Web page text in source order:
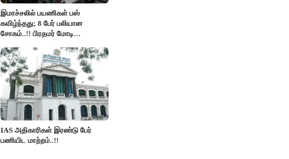
இமாச்சலில் பயணிகள் பஸ்
கவிழ்ந்தது; 8 பேர் பலியான
சோகம்..!! பிரதமர் மோடி
IAS அதிகாரிகள் இரண்டு பேர்
பணியிட மாற்றம்..!!